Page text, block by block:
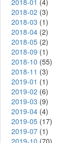
2018-01 (4)
2018-02 (3)
2018-03 (1)
2018-04 (2)
2018-05 (2)
2018-09 (1)
2018-10 (55)
2018-11 (3)
2019-01 (1)
2019-02 (6)
2019-03 (9)
2019-04 (4)
2019-05 (17)
2019-07 (1)
2019-10 (70)